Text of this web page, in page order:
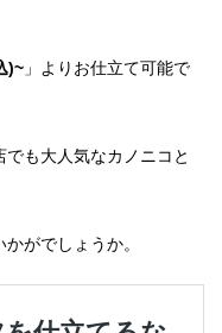
)~ 」よりお仕立て可能で
も大人気なカノニコと
がでしょうか。